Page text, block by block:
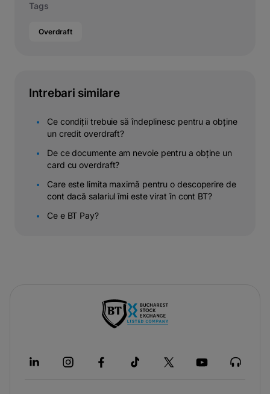
Tags
Overdraft
Intrebari similare
Ce condiții trebuie să îndeplinesc pentru a obține
un credit overdraft?
De ce documente am nevoie pentru a obține un
card cu overdraft?
Care este limita maximă pentru o descoperire de
cont dacă salariul îmi este virat în cont BT?
Ce e BT Pay?
a